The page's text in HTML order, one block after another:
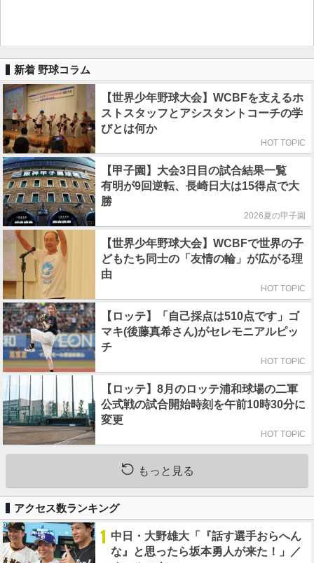
新着 野球コラム
【世界少年野球大会】WCBFを支えるホ
ストスタッフとアシスタントコーチの学
びとは何か
HOT TOPIC
【甲子園】大会3日目の試合結果一覧
有明が9回逆転、長崎日大は15得点で大
勝
2026夏の甲子園
【世界少年野球大会】WCBFで世界の子
どもたち同士の「友情の輪」が広がる理
由
HOT TOPIC
【ロッテ】「自己採点は510点です」ゴ
マキ(後藤真希さん)がセレモニアルピッ
チ
HOT TOPIC
【ロッテ】8月のロッテ浦和球場の二軍
公式戦の試合開始時刻を午前10時30分に
変更
HOT TOPIC
もっと見る
アクセス数ランキング
1 中日・大野雄大「『話す選手おらへん
な』と思ったら坂本勇人が来た！」／